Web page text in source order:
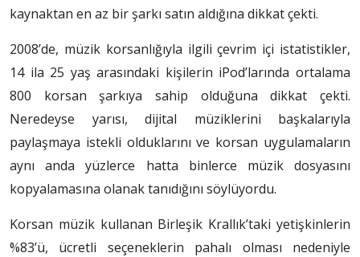
kaynaktan en az bir şarkı satın aldığına dikkat çekti.
2008’de, müzik korsanlığıyla ilgili çevrim içi istatistikler,
14 ila 25 yaş arasındaki kişilerin iPod’larında ortalama
800 korsan şarkıya sahip olduğuna dikkat çekti.
Neredeyse yarısı, dijital müziklerini başkalarıyla
paylaşmaya istekli olduklarını ve korsan uygulamaların
aynı anda yüzlerce hatta binlerce müzik dosyasını
kopyalamasına olanak tanıdığını söylüyordu.
Korsan müzik kullanan Birleşik Krallık’taki yetişkinlerin
%83’ü, ücretli seçeneklerin pahalı olması nedeniyle